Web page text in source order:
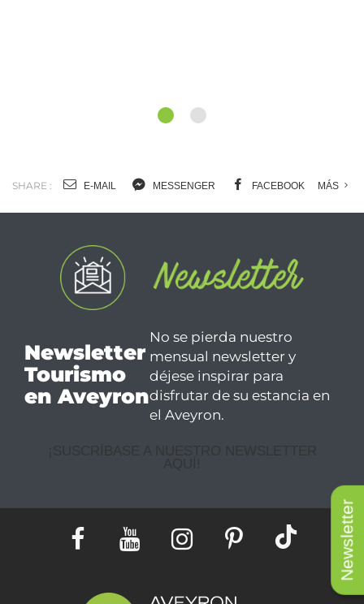
Newsletter
1 2
SHARE : E-MAIL MESSENGER FACEBOOK MÁS
Newsletter
Tourismo
en Aveyron
No se pierda nuestro
mensual newsletter y
déjese inspirar para
disfrutar de su estancia en
el Aveyron.
¡SUSCRÍBASE A NUESTRO NEWSLETTER
AQUÍ!